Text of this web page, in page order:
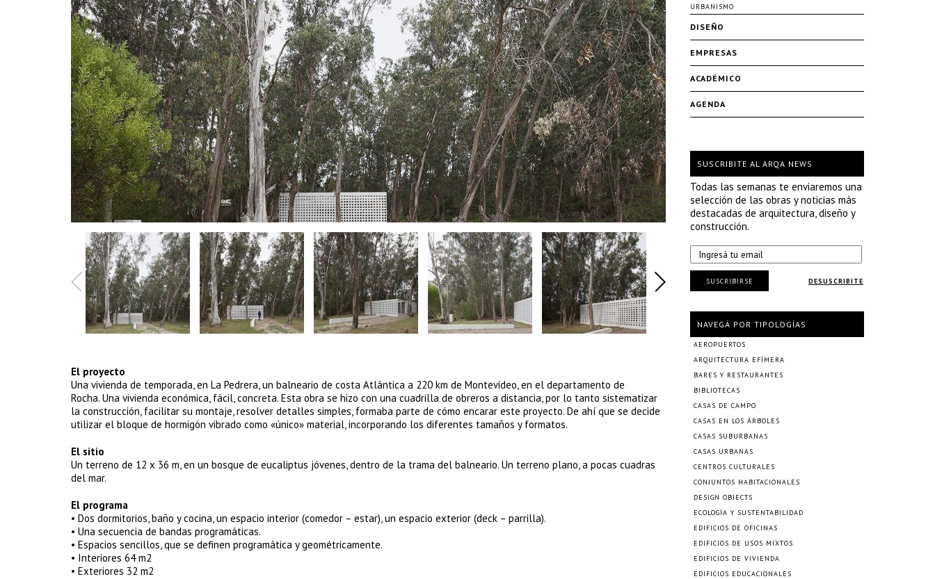
El proyecto
Una vivienda de temporada, en La Pedrera, un balneario de costa Atlántica a 220 km de Montevideo, en el departamento de
Rocha. Una vivienda económica, fácil, concreta. Esta obra se hizo con una cuadrilla de obreros a distancia, por lo tanto sistematizar
la construcción, facilitar su montaje, resolver detalles simples, formaba parte de cómo encarar este proyecto. De ahí que se decide
utilizar el bloque de hormigón vibrado como «único» material, incorporando los diferentes tamaños y formatos.
El sitio
Un terreno de 12 x 36 m, en un bosque de eucaliptus jóvenes, dentro de la trama del balneario. Un terreno plano, a pocas cuadras
del mar.
El programa
• Dos dormitorios, baño y cocina, un espacio interior (comedor – estar), un espacio exterior (deck – parrilla).
• Una secuencia de bandas programáticas.
• Espacios sencillos, que se definen programática y geométricamente.
• Interiores 64 m2
• Exteriores 32 m2
URBANISMO
DISEÑO
EMPRESAS
ACADÉMICO
AGENDA
SUSCRIBITE AL ARQA NEWS
Todas las semanas te enviaremos una
selección de las obras y noticias más
destacadas de arquitectura, diseño y
construcción.
DESUSCRIBITE
SUSCRIBIRSE
NAVEGÁ POR TIPOLOGÍAS
AEROPUERTOS
ARQUITECTURA EFÍMERA
BARES Y RESTAURANTES
BIBLIOTECAS
CASAS DE CAMPO
CASAS EN LOS ÁRBOLES
CASAS SUBURBANAS
CASAS URBANAS
CENTROS CULTURALES
CONJUNTOS HABITACIONALES
DESIGN OBJECTS
ECOLOGÍA Y SUSTENTABILIDAD
EDIFICIOS DE OFICINAS
EDIFICIOS DE USOS MIXTOS
EDIFICIOS DE VIVIENDA
EDIFICIOS EDUCACIONALES